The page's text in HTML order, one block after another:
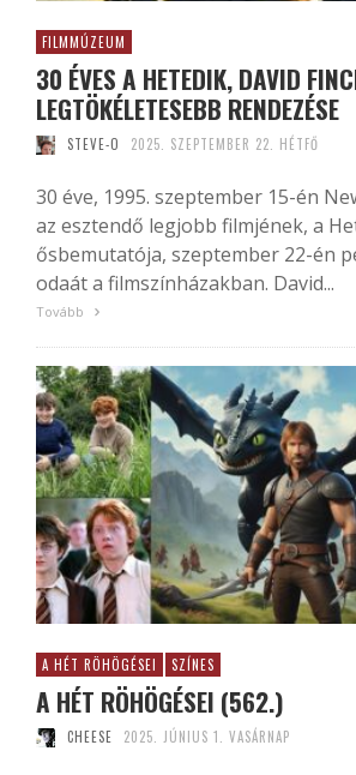
FILMMÚZEUM
30 ÉVES A HETEDIK, DAVID
LEGTÖKÉLETESEBB RENDEZÉSE
STEVE-O 2025. SZEPTEMBER 22. HÉTFŐ
30 éve, 1995. szeptember 15-én
az esztendő legjobb filmjének, a
ősbemutatója, szeptember 22-én
odaát a filmszínházakban. David...
Tovább
A HÉT RÖHÖGÉSEI SZÍNES
A HÉT RÖHÖGÉSEI (562.)
CHEESE 2025. JÚNIUS 1. VASÁRNAP